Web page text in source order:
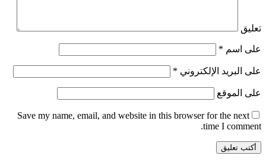
تعليق
على اسم *
على البريد الإلكتروني *
على الموقع
Save my name, email, and website in this browser for the next
time I comment.